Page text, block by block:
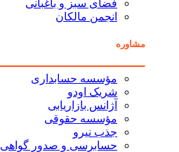
فضای سبز و باغبانی
انجمن مالکان
مشاوره
مؤسسه حسابداری
شریک اودو
آژانس بازاریابی
مؤسسه حقوقی
جذب نیرو
حسابرسی و صدور گواهی